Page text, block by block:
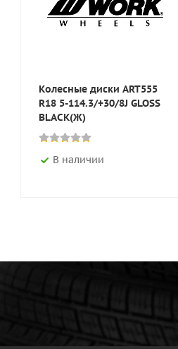
Колесные диски ART555
R18 5-114.3/+30/8J GLOSS
BLACK(Ж)
В наличии